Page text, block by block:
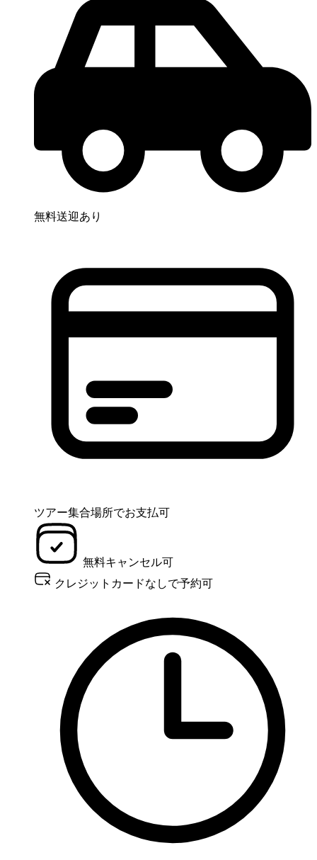
無料送迎あり
ツアー集合場所でお支払可
無料キャンセル可
クレジットカードなしで予約可